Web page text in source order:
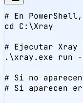
# En
cd C:\Xray
# Ejecutar Xray
.\xray.exe run
# Si no
# Si aparecen